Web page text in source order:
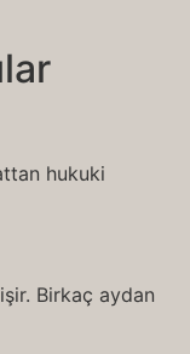
hukuki
Birkaç aydan